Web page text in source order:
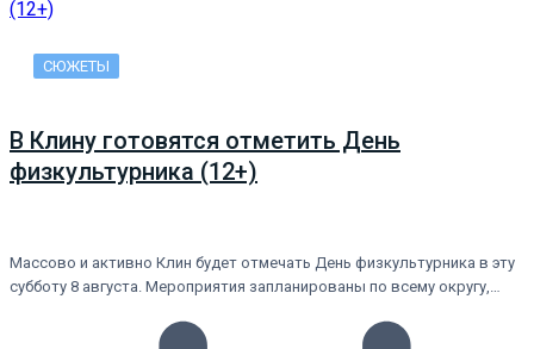
СЮЖЕТЫ
В Клину готовятся отметить День
физкультурника (12+)
Массово и активно Клин будет отмечать День физкультурника в эту
субботу 8 августа. Мероприятия запланированы по всему округу,…